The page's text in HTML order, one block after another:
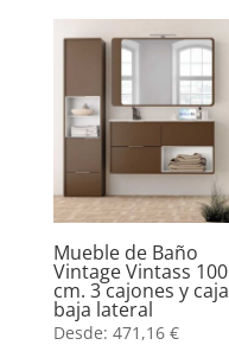
Mueble de Baño
Vintage Vintass 100
cm. 3 cajones y caja
baja lateral
Desde: 471,16 €